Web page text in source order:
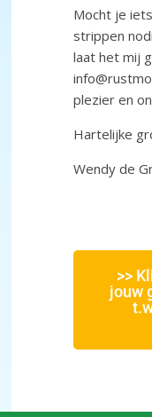
Mocht je
strippen
laat het mij
plezier en
Hartelijke
Wendy de
>>
jouw